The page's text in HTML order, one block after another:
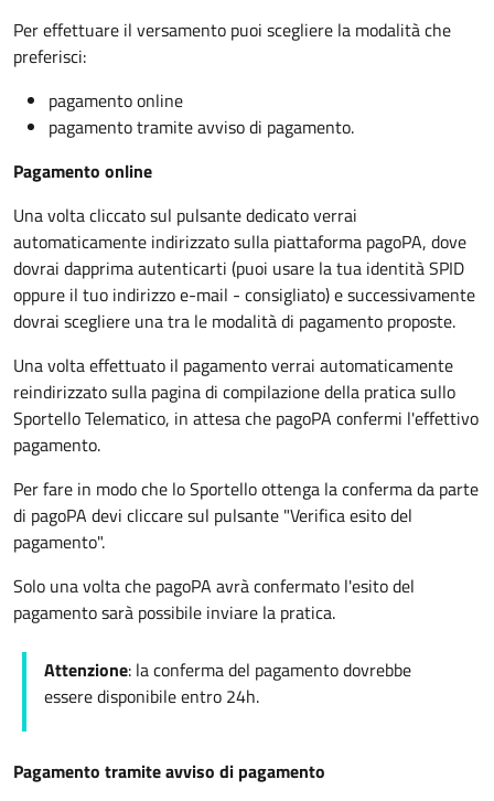
Per effettuare il versamento puoi scegliere la modalità che
preferisci:
pagamento online
pagamento tramite avviso di pagamento.
Pagamento online
Una volta cliccato sul pulsante dedicato verrai
automaticamente indirizzato sulla piattaforma pagoPA, dove
dovrai dapprima autenticarti (puoi usare la tua identità SPID
oppure il tuo indirizzo e-mail - consigliato) e successivamente
dovrai scegliere una tra le modalità di pagamento proposte.
Una volta effettuato il pagamento verrai automaticamente
reindirizzato sulla pagina di compilazione della pratica sullo
Sportello Telematico, in attesa che pagoPA confermi l'effettivo
pagamento.
Per fare in modo che lo Sportello ottenga la conferma da parte
di pagoPA devi cliccare sul pulsante "Verifica esito del
pagamento".
Solo una volta che pagoPA avrà confermato l'esito del
pagamento sarà possibile inviare la pratica.
Attenzione: la conferma del pagamento dovrebbe
essere disponibile entro 24h.
Pagamento tramite avviso di pagamento